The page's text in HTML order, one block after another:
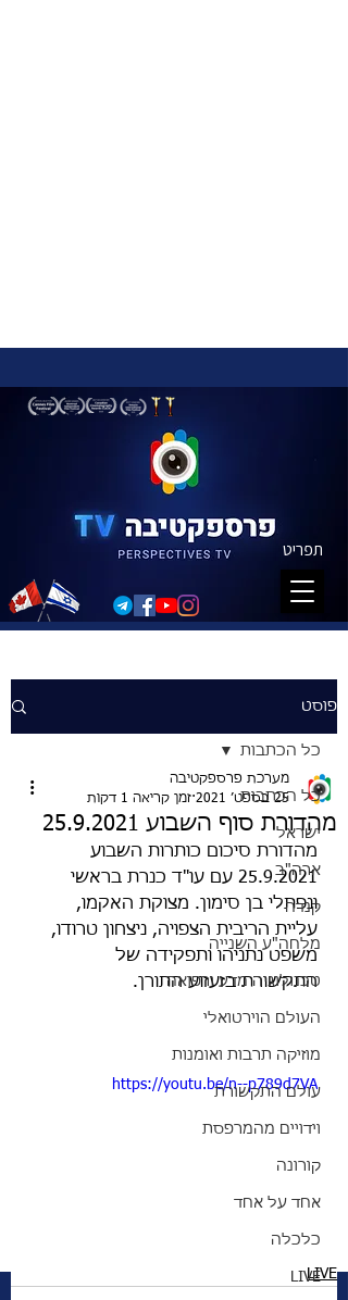
תפריט
פוסט
כל הכתבות
ישראל
ארה"ב
קנדה
מלחה"ע השנייה
טכנולוגיה מדע ורפואה
העולם הוירטואלי
מוזיקה תרבות ואומנות
עולם התקשורת
וידויים מהמרפסת
קורונה
אחד על אחד
כלכלה
LIVE
כל הכתבות
מהדורת סוף השבוע 25.9.2021
מערכת פרספקטיבה
25 בספט׳ 2021
זמן קריאה 1 דקות
מהדורת סיכום כותרות השבוע
25.9.2021 עם עו"ד כנרת בראשי
ונפתלי בן סימון. מצוקת האקמו,
עליית הריבית הצפויה, ניצחון טרודו,
משפט נתניהו ותפקידה של
התקשורת בזעזוע התורן.
https://youtu.be/n--p789d7VA
LIVE